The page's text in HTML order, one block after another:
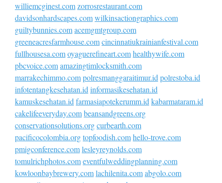
williemcginest.comzorrosrestaurant.com
davidsonhardscapes.comwilkinsactiongraphics.com
guiltybunnies.comacemgmtgroup.com
greeneacresfarmhouse.comcincinnatiukrainianfestival.com
fullhousesa.comoyaguerefineart.comhealthywife.com
pbcvoice.comamazingtimlocksmith.com
marrakechimmo.compolresmanggaraitimur.idpolrestoba.id
infotentangkesehatan.idinformasikesehatan.id
kamuskesehatan.idfarmasiapotekerumm.idkabarmataram.id
cakelifeeveryday.combeansandgreens.org
conservationsolutions.orgcurbearth.com
pacificocolombia.orgtopfoodish.comhello-trove.com
pmigconference.comlesleyreynolds.com
tomulrichphotos.comeventfulweddingplanning.com
kowloonbaybrewery.comlachilenita.comabgolo.com